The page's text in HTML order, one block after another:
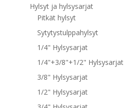
Hylsyt ja hylsysarjat
Pitkät hylsyt
Sytytystulppahylsyt
1/4" Hylsysarjat
1/4"+3/8"+1/2" Hylsysarjat
3/8" Hylsysarjat
1/2" Hylsysarjat